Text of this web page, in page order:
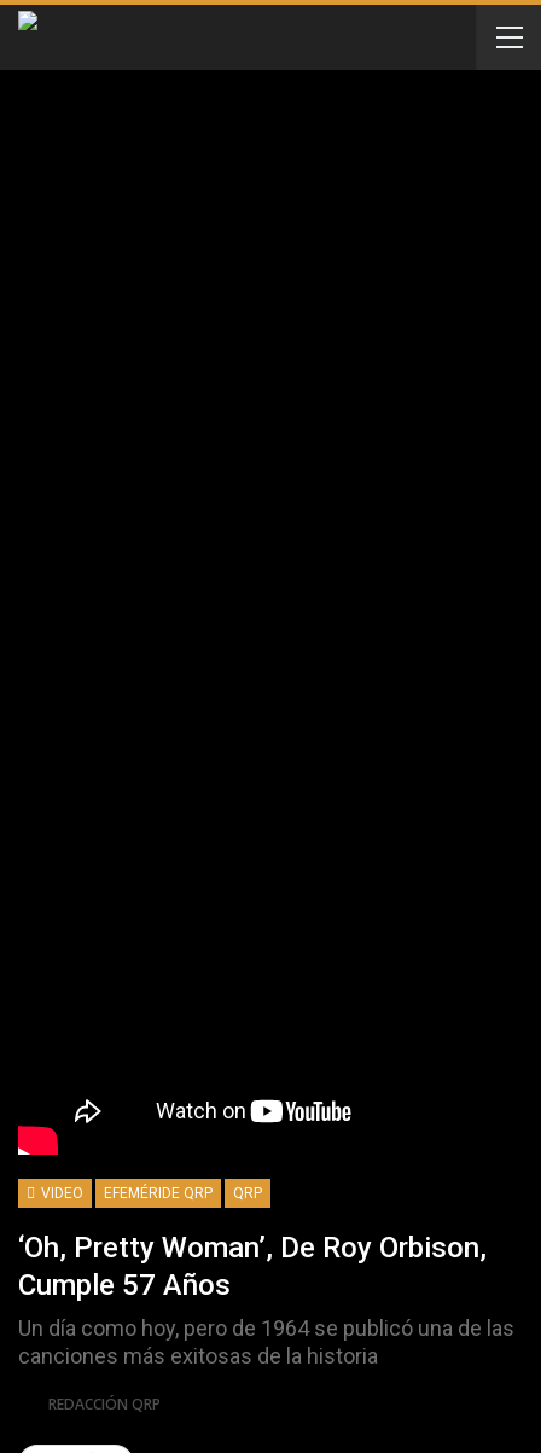
VIDEO EFEMÉRIDE QRP QRP
‘Oh, Pretty Woman’, De Roy Orbison,
Cumple 57 Años
Un día como hoy, pero de 1964 se publicó una de las
canciones más exitosas de la historia
REDACCIÓN QRP